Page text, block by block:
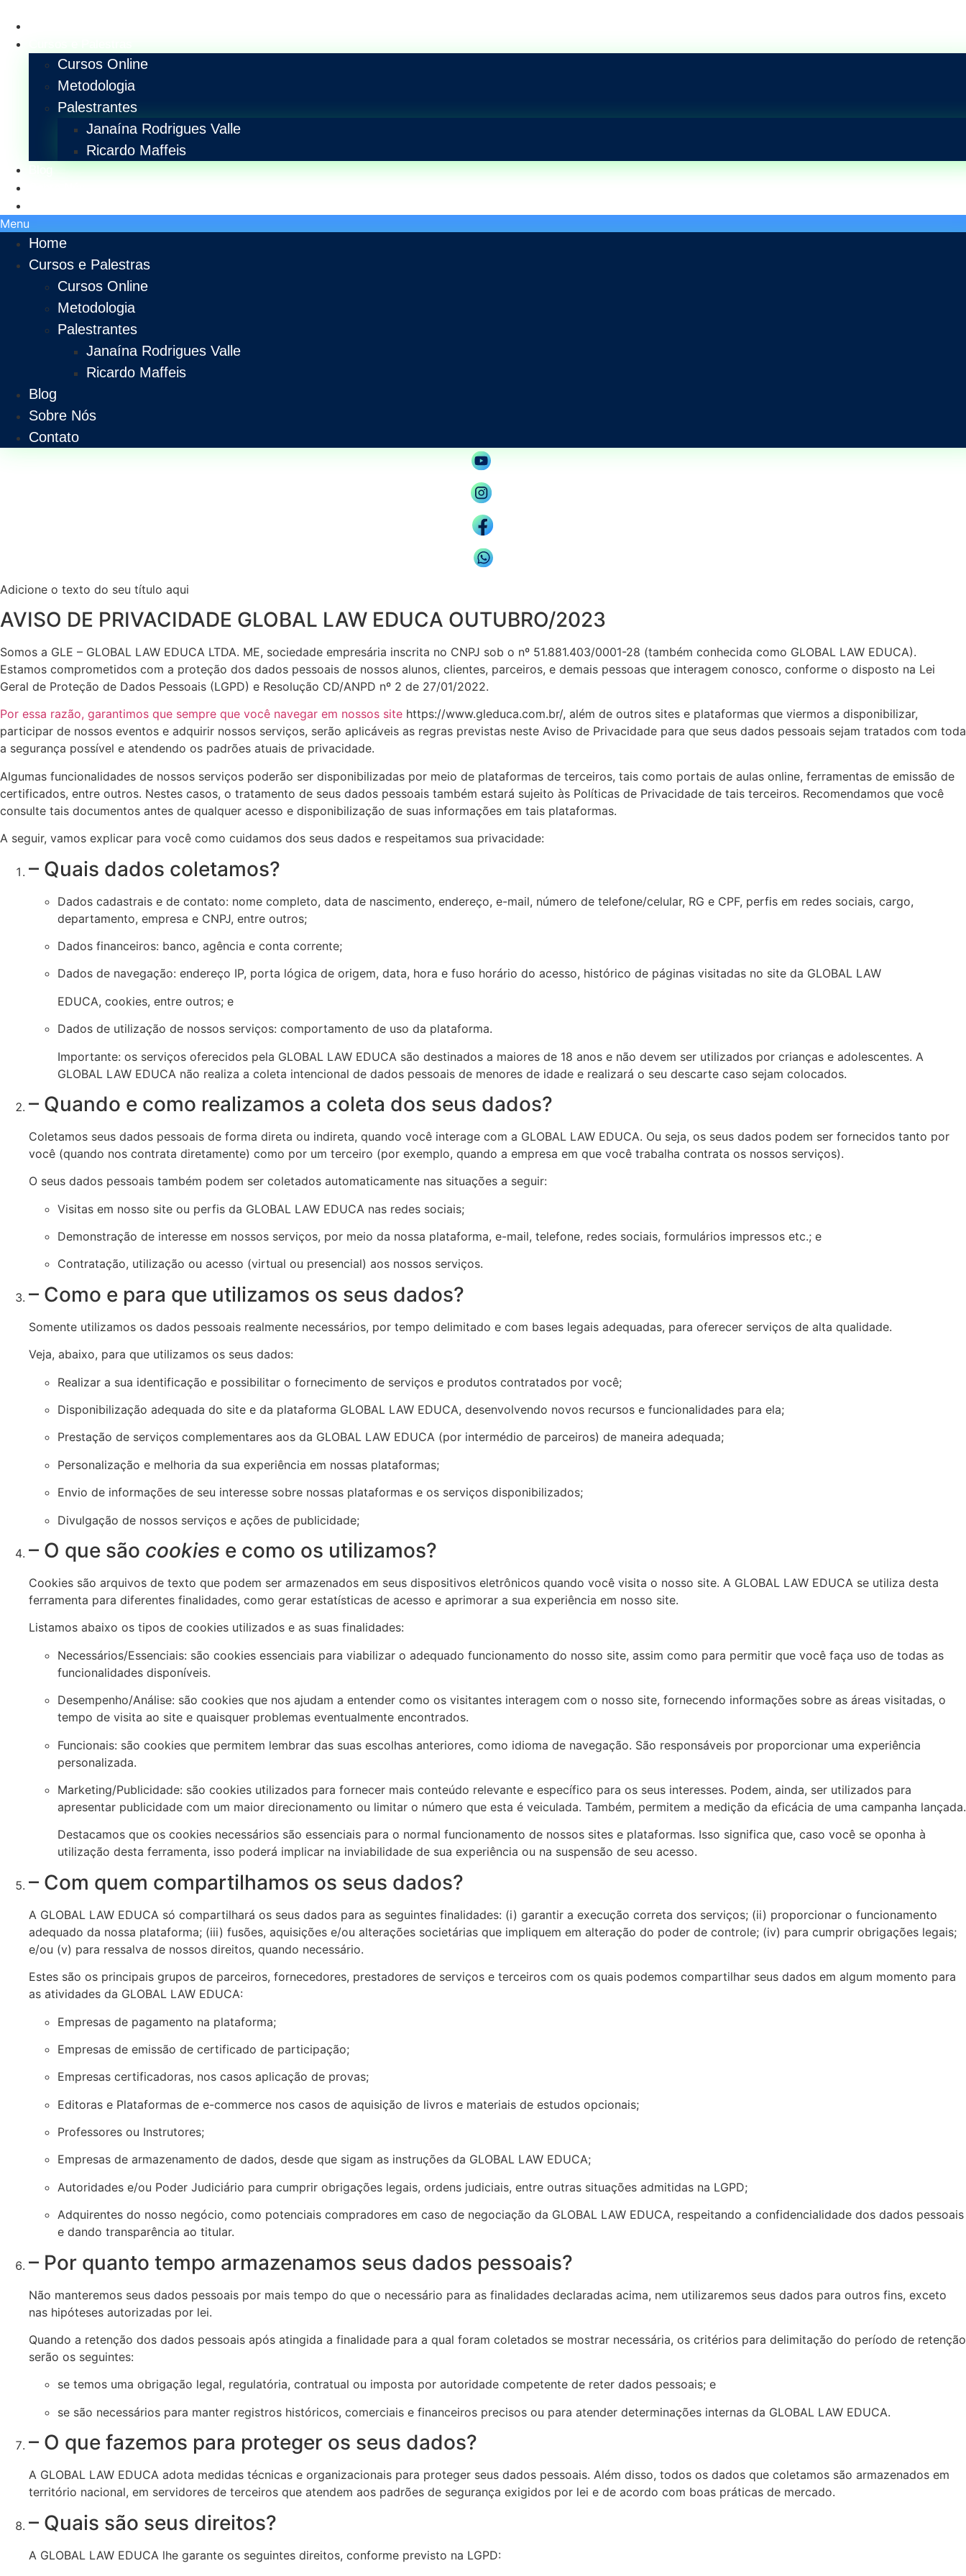
Cursos Online
Metodologia
Palestrantes
Janaína Rodrigues Valle
Ricardo Maffeis
Blog
Menu
Home
Cursos e Palestras
Cursos Online
Metodologia
Palestrantes
Janaína Rodrigues Valle
Ricardo Maffeis
Blog
Sobre Nós
Contato
Adicione o texto do seu título aqui
AVISO DE PRIVACIDADE GLOBAL LAW EDUCA OUTUBRO/2023
Somos a GLE – GLOBAL LAW EDUCA LTDA. ME, sociedade empresária inscrita no CNPJ sob o nº 51.881.403/0001-28 (também conhecida como GLOBAL LAW EDUCA).
Estamos comprometidos com a proteção dos dados pessoais de nossos alunos, clientes, parceiros, e demais pessoas que interagem conosco, conforme o disposto na Lei
Geral de Proteção de Dados Pessoais (LGPD) e Resolução CD/ANPD nº 2 de 27/01/2022.
Por essa razão, garantimos que sempre que você navegar em nossos site https://www.gleduca.com.br/, além de outros sites e plataformas que viermos a disponibilizar,
participar de nossos eventos e adquirir nossos serviços, serão aplicáveis as regras previstas neste Aviso de Privacidade para que seus dados pessoais sejam tratados com toda
a segurança possível e atendendo os padrões atuais de privacidade.
Algumas funcionalidades de nossos serviços poderão ser disponibilizadas por meio de plataformas de terceiros, tais como portais de aulas online, ferramentas de emissão de
certificados, entre outros. Nestes casos, o tratamento de seus dados pessoais também estará sujeito às Políticas de Privacidade de tais terceiros. Recomendamos que você
consulte tais documentos antes de qualquer acesso e disponibilização de suas informações em tais plataformas.
A seguir, vamos explicar para você como cuidamos dos seus dados e respeitamos sua privacidade:
– Quais dados coletamos?
Dados cadastrais e de contato: nome completo, data de nascimento, endereço, e-mail, número de telefone/celular, RG e CPF, perfis em redes sociais, cargo,
departamento, empresa e CNPJ, entre outros;
Dados financeiros: banco, agência e conta corrente;
Dados de navegação: endereço IP, porta lógica de origem, data, hora e fuso horário do acesso, histórico de páginas visitadas no site da GLOBAL LAW
EDUCA, cookies, entre outros; e
Dados de utilização de nossos serviços: comportamento de uso da plataforma.
Importante: os serviços oferecidos pela GLOBAL LAW EDUCA são destinados a maiores de 18 anos e não devem ser utilizados por crianças e adolescentes. A
GLOBAL LAW EDUCA não realiza a coleta intencional de dados pessoais de menores de idade e realizará o seu descarte caso sejam colocados.
– Quando e como realizamos a coleta dos seus dados?
Coletamos seus dados pessoais de forma direta ou indireta, quando você interage com a GLOBAL LAW EDUCA. Ou seja, os seus dados podem ser fornecidos tanto por
você (quando nos contrata diretamente) como por um terceiro (por exemplo, quando a empresa em que você trabalha contrata os nossos serviços).
O seus dados pessoais também podem ser coletados automaticamente nas situações a seguir:
Visitas em nosso site ou perfis da GLOBAL LAW EDUCA nas redes sociais;
Demonstração de interesse em nossos serviços, por meio da nossa plataforma, e-mail, telefone, redes sociais, formulários impressos etc.; e
Contratação, utilização ou acesso (virtual ou presencial) aos nossos serviços.
– Como e para que utilizamos os seus dados?
Somente utilizamos os dados pessoais realmente necessários, por tempo delimitado e com bases legais adequadas, para oferecer serviços de alta qualidade.
Veja, abaixo, para que utilizamos os seus dados:
Realizar a sua identificação e possibilitar o fornecimento de serviços e produtos contratados por você;
Disponibilização adequada do site e da plataforma GLOBAL LAW EDUCA, desenvolvendo novos recursos e funcionalidades para ela;
Prestação de serviços complementares aos da GLOBAL LAW EDUCA (por intermédio de parceiros) de maneira adequada;
Personalização e melhoria da sua experiência em nossas plataformas;
Envio de informações de seu interesse sobre nossas plataformas e os serviços disponibilizados;
Divulgação de nossos serviços e ações de publicidade;
– O que são cookies e como os utilizamos?
Cookies são arquivos de texto que podem ser armazenados em seus dispositivos eletrônicos quando você visita o nosso site. A GLOBAL LAW EDUCA se utiliza desta
ferramenta para diferentes finalidades, como gerar estatísticas de acesso e aprimorar a sua experiência em nosso site.
Listamos abaixo os tipos de cookies utilizados e as suas finalidades:
Necessários/Essenciais: são cookies essenciais para viabilizar o adequado funcionamento do nosso site, assim como para permitir que você faça uso de todas as
funcionalidades disponíveis.
Desempenho/Análise: são cookies que nos ajudam a entender como os visitantes interagem com o nosso site, fornecendo informações sobre as áreas visitadas, o
tempo de visita ao site e quaisquer problemas eventualmente encontrados.
Funcionais: são cookies que permitem lembrar das suas escolhas anteriores, como idioma de navegação. São responsáveis por proporcionar uma experiência
personalizada.
Marketing/Publicidade: são cookies utilizados para fornecer mais conteúdo relevante e específico para os seus interesses. Podem, ainda, ser utilizados para
apresentar publicidade com um maior direcionamento ou limitar o número que esta é veiculada. Também, permitem a medição da eficácia de uma campanha lançada.
Destacamos que os cookies necessários são essenciais para o normal funcionamento de nossos sites e plataformas. Isso significa que, caso você se oponha à
utilização desta ferramenta, isso poderá implicar na inviabilidade de sua experiência ou na suspensão de seu acesso.
– Com quem compartilhamos os seus dados?
A GLOBAL LAW EDUCA só compartilhará os seus dados para as seguintes finalidades: (i) garantir a execução correta dos serviços; (ii) proporcionar o funcionamento
adequado da nossa plataforma; (iii) fusões, aquisições e/ou alterações societárias que impliquem em alteração do poder de controle; (iv) para cumprir obrigações legais;
e/ou (v) para ressalva de nossos direitos, quando necessário.
Estes são os principais grupos de parceiros, fornecedores, prestadores de serviços e terceiros com os quais podemos compartilhar seus dados em algum momento para
as atividades da GLOBAL LAW EDUCA:
Empresas de pagamento na plataforma;
Empresas de emissão de certificado de participação;
Empresas certificadoras, nos casos aplicação de provas;
Editoras e Plataformas de e-commerce nos casos de aquisição de livros e materiais de estudos opcionais;
Professores ou Instrutores;
Empresas de armazenamento de dados, desde que sigam as instruções da GLOBAL LAW EDUCA;
Autoridades e/ou Poder Judiciário para cumprir obrigações legais, ordens judiciais, entre outras situações admitidas na LGPD;
Adquirentes do nosso negócio, como potenciais compradores em caso de negociação da GLOBAL LAW EDUCA, respeitando a confidencialidade dos dados pessoais
e dando transparência ao titular.
– Por quanto tempo armazenamos seus dados pessoais?
Não manteremos seus dados pessoais por mais tempo do que o necessário para as finalidades declaradas acima, nem utilizaremos seus dados para outros fins, exceto
nas hipóteses autorizadas por lei.
Quando a retenção dos dados pessoais após atingida a finalidade para a qual foram coletados se mostrar necessária, os critérios para delimitação do período de retenção
serão os seguintes:
se temos uma obrigação legal, regulatória, contratual ou imposta por autoridade competente de reter dados pessoais; e
se são necessários para manter registros históricos, comerciais e financeiros precisos ou para atender determinações internas da GLOBAL LAW EDUCA.
– O que fazemos para proteger os seus dados?
A GLOBAL LAW EDUCA adota medidas técnicas e organizacionais para proteger seus dados pessoais. Além disso, todos os dados que coletamos são armazenados em
território nacional, em servidores de terceiros que atendem aos padrões de segurança exigidos por lei e de acordo com boas práticas de mercado.
– Quais são seus direitos?
A GLOBAL LAW EDUCA lhe garante os seguintes direitos, conforme previsto na LGPD: